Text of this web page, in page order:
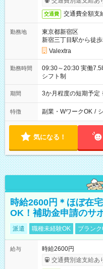
交通費 交通費全額支
勤務地
東京都新宿区
新宿三丁目駅から徒
Valextra
勤務時間
09:30～20:30 実働7.5時間／休憩1.5時間 営業時間に合わせた
シフト制
期間 3か月程度の短期予定
特徴 副業・WワークOK /
気になる！
時給2600円＊ほぼ在
OK！補助金申請のサ
派遣 職種未経験OK ブラン
給与
時給2600円
交通費別途支給あ